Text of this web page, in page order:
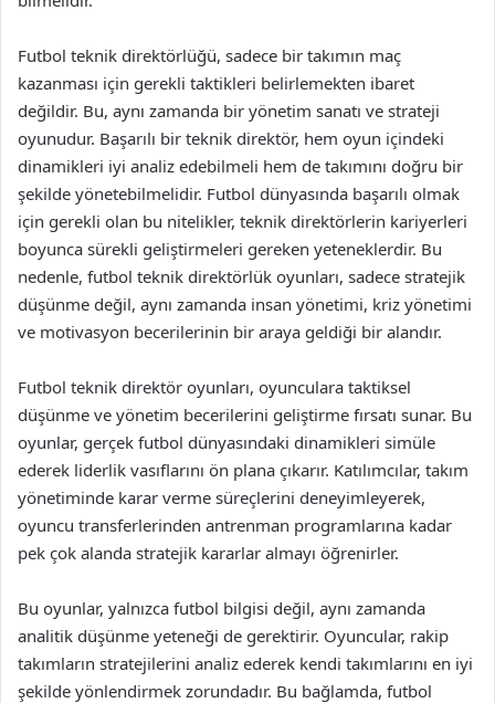
Futbol teknik direktörlüğü, sadece bir takımın maç
kazanması için gerekli taktikleri belirlemekten ibaret
değildir. Bu, aynı zamanda bir yönetim sanatı ve strateji
oyunudur. Başarılı bir teknik direktör, hem oyun içindeki
dinamikleri iyi analiz edebilmeli hem de takımını doğru bir
şekilde yönetebilmelidir. Futbol dünyasında başarılı olmak
için gerekli olan bu nitelikler, teknik direktörlerin kariyerleri
boyunca sürekli geliştirmeleri gereken yeteneklerdir. Bu
nedenle, futbol teknik direktörlük oyunları, sadece stratejik
düşünme değil, aynı zamanda insan yönetimi, kriz yönetimi
ve motivasyon becerilerinin bir araya geldiği bir alandır.
Futbol teknik direktör oyunları, oyunculara taktiksel
düşünme ve yönetim becerilerini geliştirme fırsatı sunar. Bu
oyunlar, gerçek futbol dünyasındaki dinamikleri simüle
ederek liderlik vasıflarını ön plana çıkarır. Katılımcılar, takım
yönetiminde karar verme süreçlerini deneyimleyerek,
oyuncu transferlerinden antrenman programlarına kadar
pek çok alanda stratejik kararlar almayı öğrenirler.
Bu oyunlar, yalnızca futbol bilgisi değil, aynı zamanda
analitik düşünme yeteneği de gerektirir. Oyuncular, rakip
takımların stratejilerini analiz ederek kendi takımlarını en iyi
şekilde yönlendirmek zorundadır. Bu bağlamda, futbol